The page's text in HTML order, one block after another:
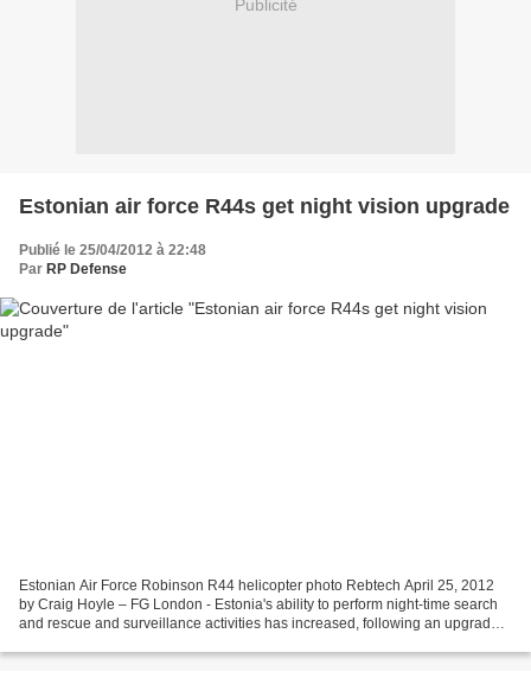
Publicité
Estonian air force R44s get night vision upgrade
Publié le 25/04/2012 à 22:48
Par RP Defense
Estonian Air Force Robinson R44 helicopter photo Rebtech April 25, 2012
by Craig Hoyle – FG London - Estonia's ability to perform night-time search
and rescue and surveillance activities has increased, following an upgrade